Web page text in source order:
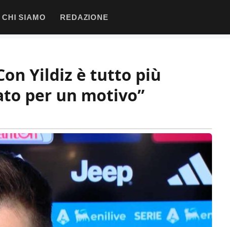
CHI SIAMO REDAZIONE
Yildiz è tutto più
per un motivo”